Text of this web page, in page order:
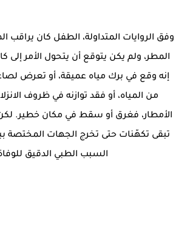
وفق الروايات المتداولة، الطفل كان
المطر، ولم يكن يتوقع أن يتحول الأمر إلى
إنه وقع في برك مياه عميقة، أو تعرض
من المياه، أو فقد توازنه في ظروف
الأمطار، فغرق أو سقط في مكان خطير.
تبقى تكهّنات حتى تخرج الجهات المختصة
السبب الطبي الدقيق